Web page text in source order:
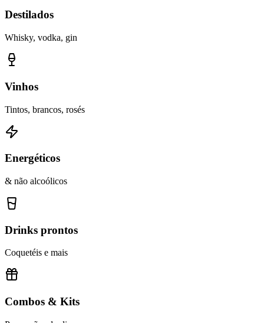
Destilados
Whisky, vodka, gin
Vinhos
Tintos, brancos, rosés
Energéticos
& não alcoólicos
Drinks prontos
Coquetéis e mais
Combos & Kits